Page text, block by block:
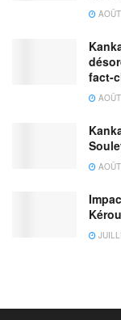
fact-